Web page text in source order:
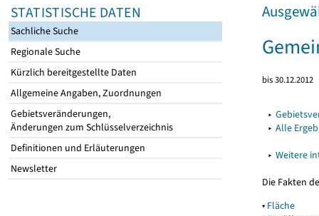
STATISTISCHE DATEN
Sachliche Suche
Regionale Suche
Kürzlich bereitgestellte Daten
Allgemeine Angaben, Zuordnungen
Gebietsveränderungen,
Änderungen zum Schlüsselverzeichnis
Definitionen und Erläuterungen
Newsletter
bis 30.12.2012
▸
▸ Alle
▸ Weitere
Die Fakten
▾ Fläche